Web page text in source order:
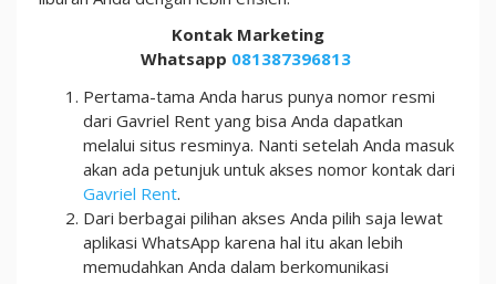
Kontak Marketing
Whatsapp 081387396813
Pertama-tama Anda harus punya nomor resmi
dari Gavriel Rent yang bisa Anda dapatkan
melalui situs resminya. Nanti setelah Anda masuk
akan ada petunjuk untuk akses nomor kontak dari
Gavriel Rent.
Dari berbagai pilihan akses Anda pilih saja lewat
aplikasi WhatsApp karena hal itu akan lebih
memudahkan Anda dalam berkomunikasi